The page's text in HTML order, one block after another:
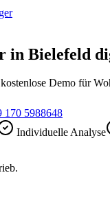
in Bielefeld
Demo für
170 5988648
Individuelle Analyse